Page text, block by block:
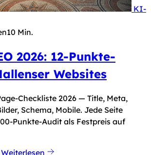
KI-
Art. 50 KI-Verordnung: Dieses
10 Min.
2026: 12-Punkte-
Websites
Checkliste 2026 — Title, Meta,
Schema, Mobile. Jede Seite
Punkte-Audit als Festpreis auf
Weiterlesen